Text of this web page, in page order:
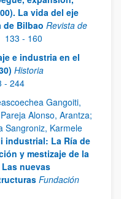
La vida del eje
de Bilbao Revista de
133 - 160
e industria en el
Historia
- 244
Gangoiti,
Alonso, Arantza;
Sangroniz, Karmele
industrial: La Ría de
y mestizaje de la
nuevas
Fundación